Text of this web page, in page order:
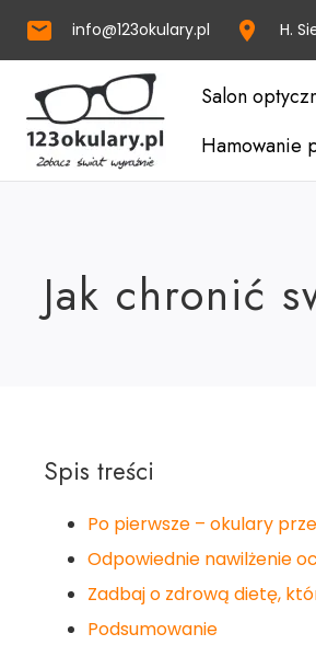
info@123okulary.pl H.
Salon
Hamowanie
Jak chronić
Spis treści
Po pierwsze – okulary
Odpowiednie nawilżenie
Zadbaj o zdrową dietę,
Podsumowanie